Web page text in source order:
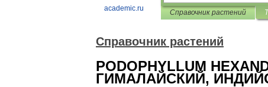
academic.ru Справочник растений
Справочник растений
PODOPHYLLUM
ГИМАЛАЙСКИЙ,